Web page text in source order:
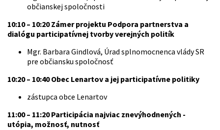
občianskej spoločnosti
10:10 – 10:20 Zámer projektu Podpora partnerstva a
dialógu participatívnej tvorby verejných politík
Mgr. Barbara Gindlová, Úrad splnomocnenca vlády SR
pre občiansku spoločnosť
10:20 – 10:40 Obec Lenartov a jej participatívne politiky
zástupca obce Lenartov
11:00 – 11:20 Participácia najviac znevýhodnených -
utópia, možnosť, nutnosť